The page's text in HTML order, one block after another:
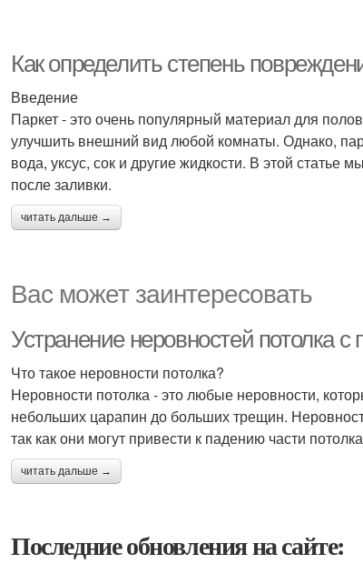
Как определить степень
Введение
Паркет - это очень популярный материал для
улучшить внешний вид любой комнаты. Однако,
вода, уксус, сок и другие жидкости. В этой статье
после заливки.
читать дальше →
Вас может заинтересовать
Устранение неровностей потолка
Что такое неровности потолка?
Неровности потолка - это любые неровности,
небольших царапин до больших трещин.
так как они могут привести к падению части
читать дальше →
Последние обновления на сайте: